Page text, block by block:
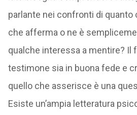
parlante nei confronti di quanto
che afferma o ne è
qualche interessa a mentire? Il
testimone sia in buona fede e
quello che asserisce è una
Esiste un’ampia letteratura